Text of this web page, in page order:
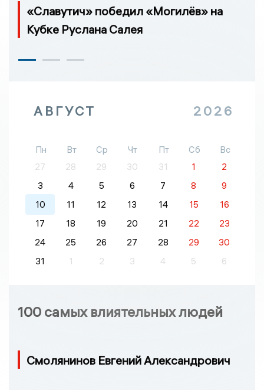
«Славутич» победил «Могилёв» на
Кубке Руслана Салея
АВГУСТ 2026
Пн Вт Ср Чт Пт Сб
Вс
27
28 29 30 31 1
2
3
4 5 6 7 8
9
10
11 12 13 14 15
16
17
18 19 20 21 22
23
24
25 26 27 28 29
30
31
1 2 3 4 5 6
100 самых влиятельных людей
Смолянинов Евгений Александрович